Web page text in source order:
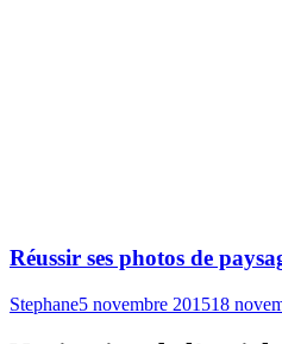
Réussir ses photos de
Stephane5 novembre 201518